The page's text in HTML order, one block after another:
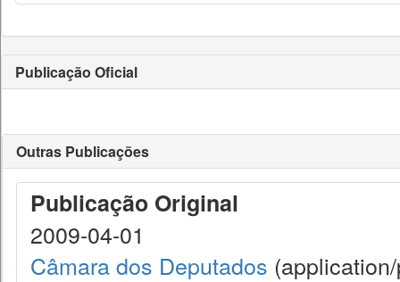
Publicação Oficial
Outras Publicações
Publicação Original
2009-04-01
Câmara dos Deputados